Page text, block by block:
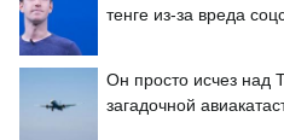
тенге из-за вреда
Он просто исчез над
загадочной